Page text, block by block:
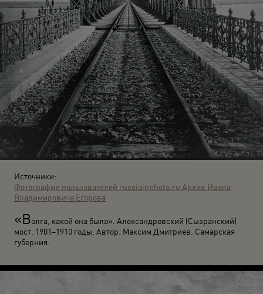
Источники:
Фотографии пользователей russiainphoto.ru Архив Ивана
Владимировича Егорова
«Волга, какой она была». Александровский (Сызранский)
мост. 1901–1910 годы. Автор: Максим Дмитриев. Самарская
губерния.